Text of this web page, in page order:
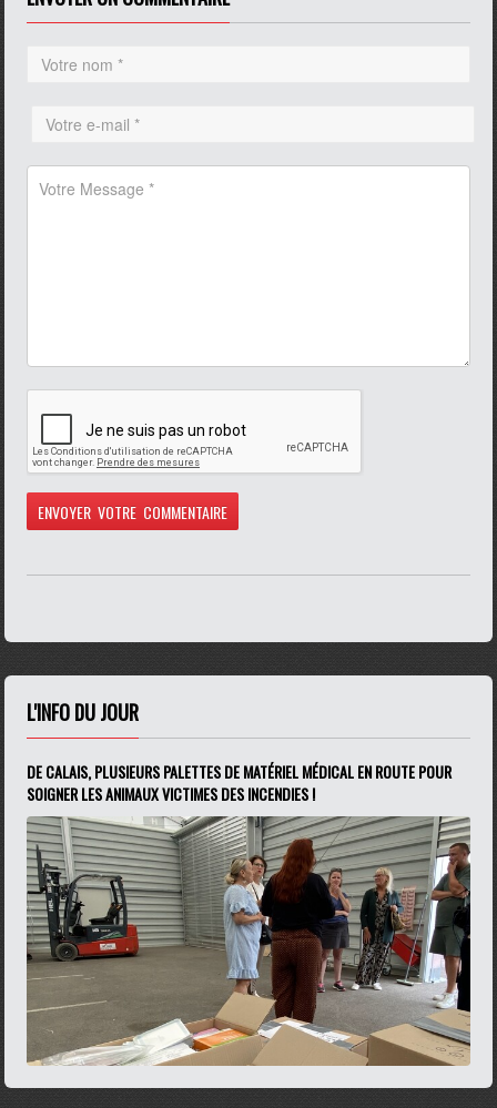
L'INFO DU JOUR
DE CALAIS, PLUSIEURS PALETTES DE MATÉRIEL MÉDICAL EN ROUTE POUR
SOIGNER LES ANIMAUX VICTIMES DES INCENDIES !